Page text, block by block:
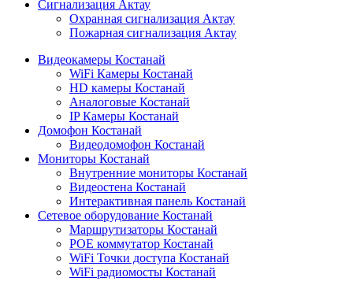
Сигнализация Актау
Охранная сигнализация Актау
Пожарная сигнализация Актау
Видеокамеры Костанай
WiFi Камеры Костанай
HD камеры Костанай
Аналоговые Костанай
IP Камеры Костанай
Домофон Костанай
Видеодомофон Костанай
Мониторы Костанай
Внутренние мониторы Костанай
Видеостена Костанай
Интерактивная панель Костанай
Сетевое оборудование Костанай
Маршрутизаторы Костанай
POE коммутатор Костанай
WiFi Точки доступа Костанай
WiFi радиомосты Костанай